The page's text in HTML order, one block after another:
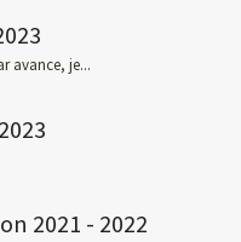
avance, je...
2021 - 2022